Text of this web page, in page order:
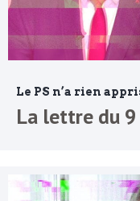
Le PS n’a rien
La lettre du